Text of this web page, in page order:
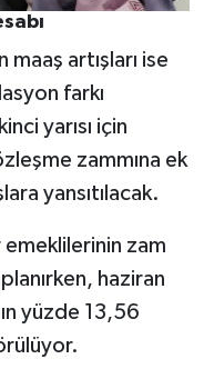
artışları ise
farkı
yarısı için
zammına ek
yansıtılacak.
emeklilerinin zam
haziran
yüzde 13,56